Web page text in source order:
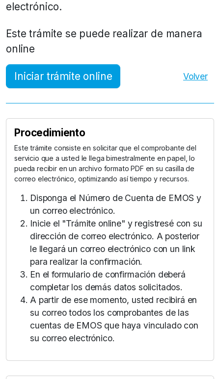
electrónico.
Este trámite se puede realizar de manera
online
Iniciar trámite online Volver
Procedimiento
Este trámite consiste en solicitar que el comprobante del
servicio que a usted le llega bimestralmente en papel, lo
pueda recibir en un archivo formato PDF en su casilla de
correo electrónico, optimizando así tiempo y recursos.
Disponga el Número de Cuenta de EMOS y
un correo electrónico.
Inicie el "Trámite online" y registresé con su
dirección de correo electrónico. A posterior
le llegará un correo electrónico con un link
para realizar la confirmación.
En el formulario de confirmación deberá
completar los demás datos solicitados.
A partir de ese momento, usted recibirá en
su correo todos los comprobantes de las
cuentas de EMOS que haya vinculado con
su correo electrónico.